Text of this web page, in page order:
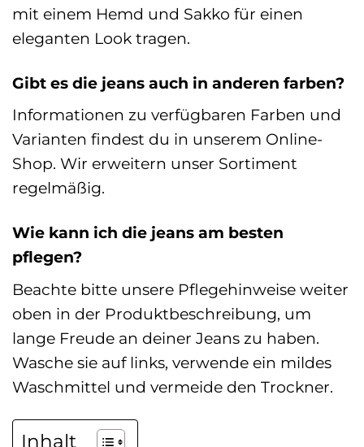
mit einem Hemd und Sakko für einen
eleganten Look tragen.
Gibt es die jeans auch in anderen farben?
Informationen zu verfügbaren Farben und
Varianten findest du in unserem Online-
Shop. Wir erweitern unser Sortiment
regelmäßig.
Wie kann ich die jeans am besten
pflegen?
Beachte bitte unsere Pflegehinweise weiter
oben in der Produktbeschreibung, um
lange Freude an deiner Jeans zu haben.
Wasche sie auf links, verwende ein mildes
Waschmittel und vermeide den Trockner.
Inhalt